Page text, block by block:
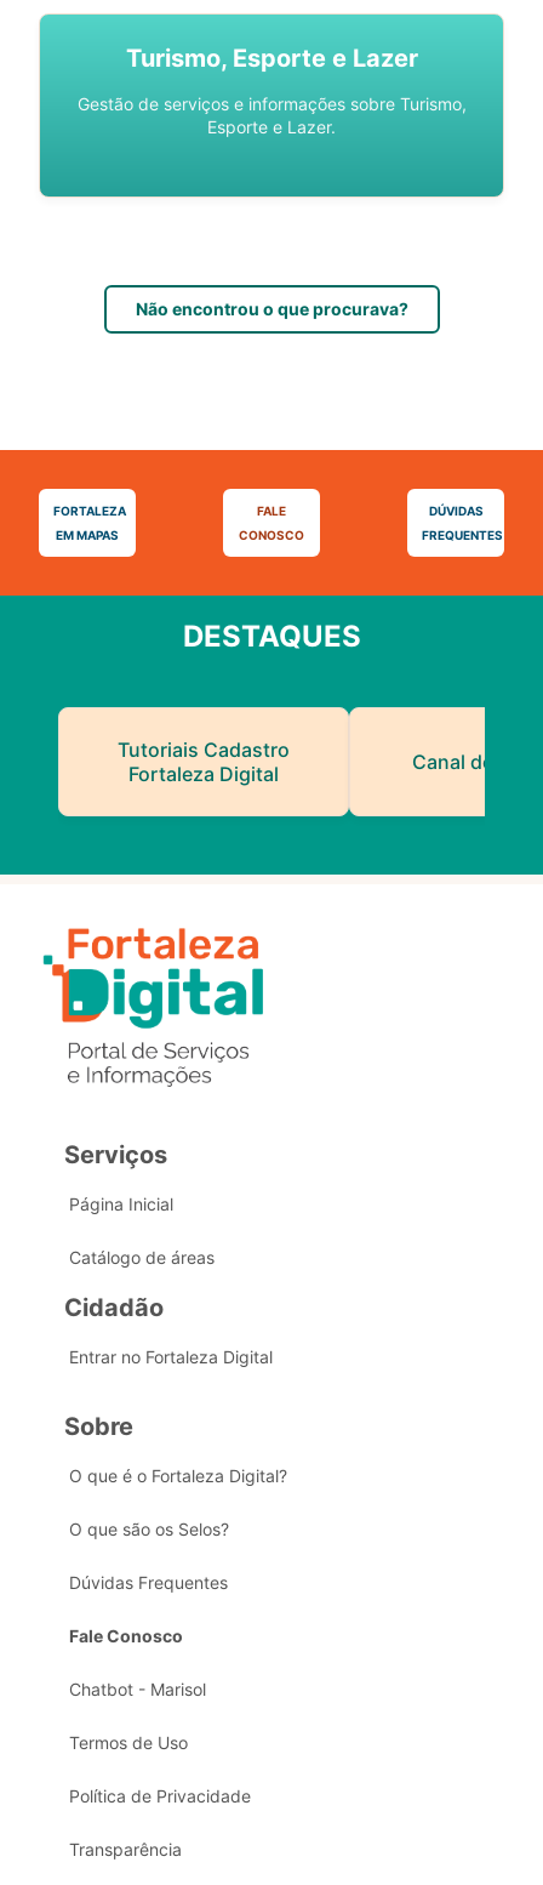
Turismo, Esporte e Lazer
Gestão de serviços e informações sobre Turismo,
Esporte e Lazer.
Não encontrou o que procurava?
FORTALEZA
EM MAPAS
FALE
CONOSCO
DÚVIDAS
FREQUENTES
DESTAQUES
Tutoriais Cadastro
Fortaleza Digital
Canal do
Serviços
Página Inicial
Catálogo de áreas
Cidadão
Entrar no Fortaleza Digital
Sobre
O que é o Fortaleza Digital?
O que são os Selos?
Dúvidas Frequentes
Fale Conosco
Chatbot - Marisol
Termos de Uso
Política de Privacidade
Transparência